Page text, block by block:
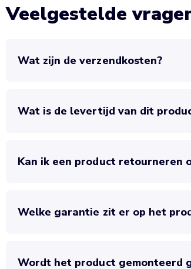
Veelgestelde
Wat zijn de verzendkosten?
Wat is de levertijd van dit
Kan ik een product retourneren
Welke garantie zit er op het
Wordt het product gemonteerd